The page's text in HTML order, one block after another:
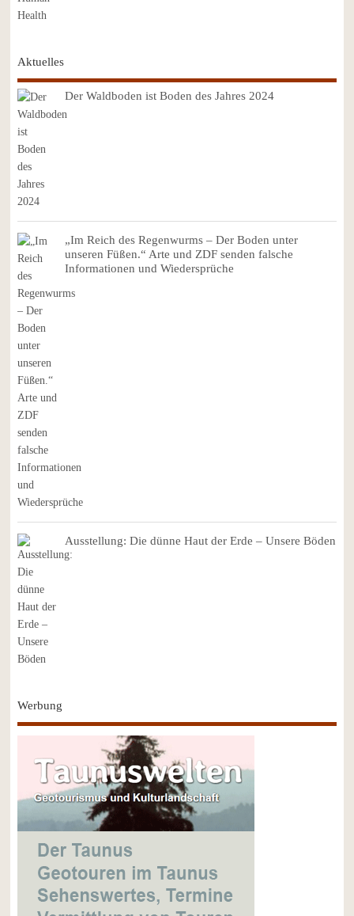
Aktuelles
Der Waldboden ist Boden des Jahres 2024
„Im Reich des Regenwurms – Der Boden unter
unseren Füßen.“ Arte und ZDF senden falsche
Informationen und Wiedersprüche
Ausstellung: Die dünne Haut der Erde – Unsere Böden
Werbung